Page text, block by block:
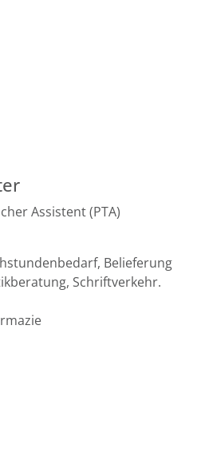
Assistent (PTA)
Belieferung
Schriftverkehr.